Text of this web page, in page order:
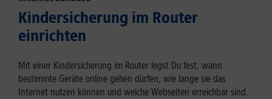
Kindersicherung im Router
einrichten
Mit einer Kindersicherung im Router legst Du fest, wann
bestimmte Geräte online gehen dürfen, wie lange sie das
Internet nutzen können und welche Webseiten erreichbar sind.